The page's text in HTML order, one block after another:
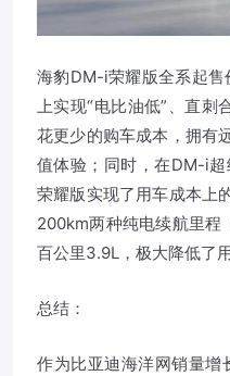
海豹DM-i荣耀版全系起
上实现“电比油低”、直刺
花更少的购车成本，拥有
值体验；同时，在DM-i
荣耀版实现了用车成本上
200km两种纯电续航里程
百公里3.9L，极大降低了
总结：
作为比亚迪海洋网销量增